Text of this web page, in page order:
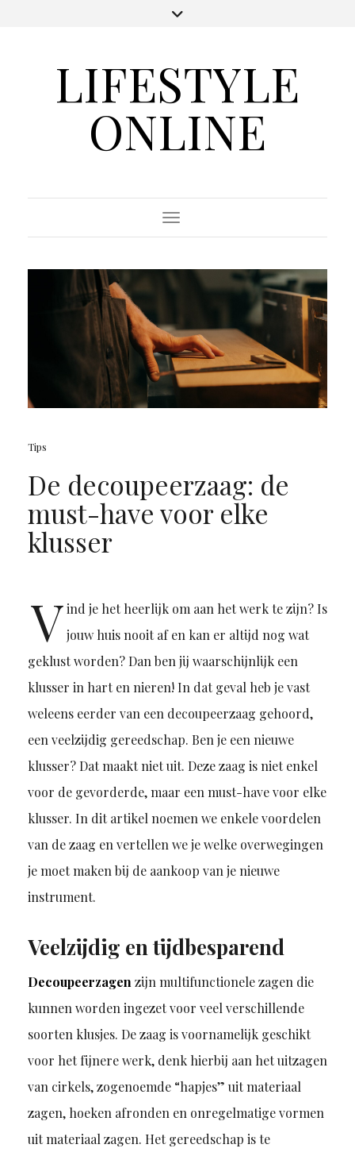
LIFESTYLE
ONLINE
Toggle Navigation
Tips
De decoupeerzaag: de
must-have voor elke
klusser
V ind je het heerlijk om aan het werk te zijn? Is
jouw huis nooit af en kan er altijd nog wat
geklust worden? Dan ben jij waarschijnlijk een
klusser in hart en nieren! In dat geval heb je vast
weleens eerder van een decoupeerzaag gehoord,
een veelzijdig gereedschap. Ben je een nieuwe
klusser? Dat maakt niet uit. Deze zaag is niet enkel
voor de gevorderde, maar een must-have voor elke
klusser. In dit artikel noemen we enkele voordelen
van de zaag en vertellen we je welke overwegingen
je moet maken bij de aankoop van je nieuwe
instrument.
Veelzijdig en tijdbesparend
Decoupeerzagenzijn multifunctionele zagen die
kunnen worden ingezet voor veel verschillende
soorten klusjes. De zaag is voornamelijk geschikt
voor het fijnere werk, denk hierbij aan het uitzagen
van cirkels, zogenoemde “hapjes” uit materiaal
zagen, hoeken afronden en onregelmatige vormen
uit materiaal zagen. Het gereedschap is te